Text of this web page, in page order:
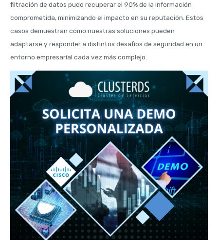
filtración de datos pudo recuperar el 90% de la información
comprometida, minimizando el impacto en su reputación. Estos
casos demuestran cómo nuestras soluciones pueden
adaptarse y responder a distintos desafíos de seguridad en un
entorno empresarial cada vez más complejo.